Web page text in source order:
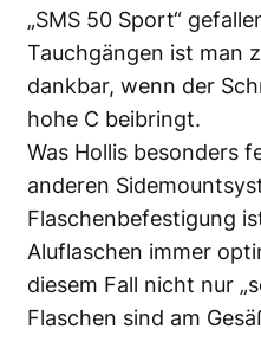
„SMS 50 Sport“
Tauchgängen ist man
dankbar, wenn der
hohe C beibringt.
Was Hollis besonders
anderen
Flaschenbefestigung
Aluflaschen immer
diesem Fall nicht nur
Flaschen sind am